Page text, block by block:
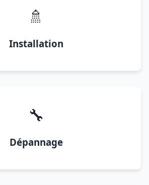
🚿
Installation
🔧
Dépannage